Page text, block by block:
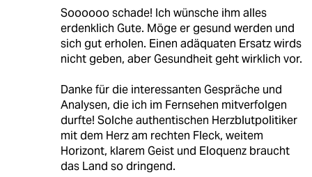
Soooooo schade! Ich wünsche ihm alles
erdenklich Gute. Möge er gesund werden und
sich gut erholen. Einen adäquaten Ersatz wirds
nicht geben, aber Gesundheit geht wirklich vor.
Danke für die interessanten Gespräche und
Analysen, die ich im Fernsehen mitverfolgen
durfte! Solche authentischen Herzblutpolitiker
mit dem Herz am rechten Fleck, weitem
Horizont, klarem Geist und Eloquenz braucht
das Land so dringend.